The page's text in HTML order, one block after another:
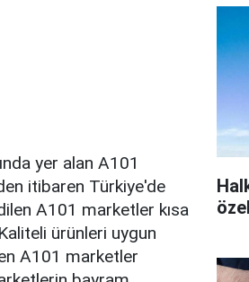
yer alan A101
itibaren Türkiye'de
A101 marketler kısa
ürünleri uygun
A101 marketler